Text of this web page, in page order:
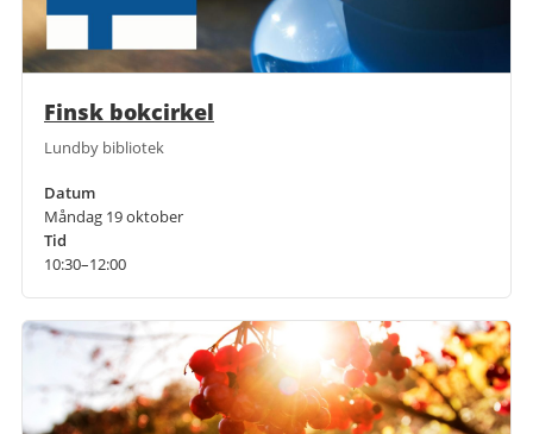
Finsk bokcirkel
Lundby bibliotek
Datum
Måndag 19 oktober
Tid
10:30–12:00